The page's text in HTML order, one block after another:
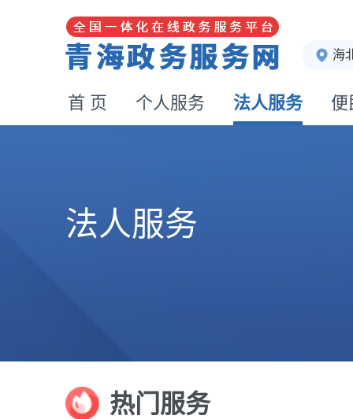
海
首 页 个人服务 法人服务 便
法人服务
热门服务